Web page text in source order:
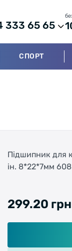
333 65 65
СПОРТ
Підшипник для
ін. 8*22*7мм
299.20 грн